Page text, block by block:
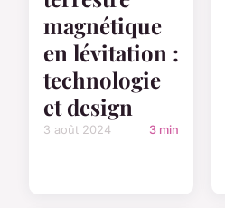
magnétique
en lévitation :
technologie
et design
3 août 2024 3 min